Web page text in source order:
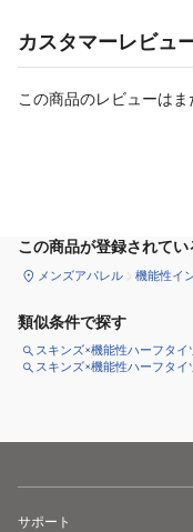
カスタマーレビュ
この商品のレビューはま
この商品が登録されてい
メンズアパレル 機能性イ
類似条件で探す
スキンズ×機能性ハーフタイ
スキンズ×機能性ハーフタイ
サポート